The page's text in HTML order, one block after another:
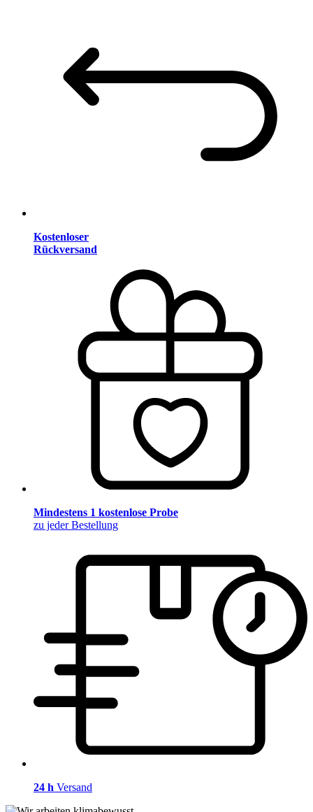
Kostenloser
Rückversand
Mindestens 1 kostenlose Probe
zu jeder Bestellung
24 h Versand